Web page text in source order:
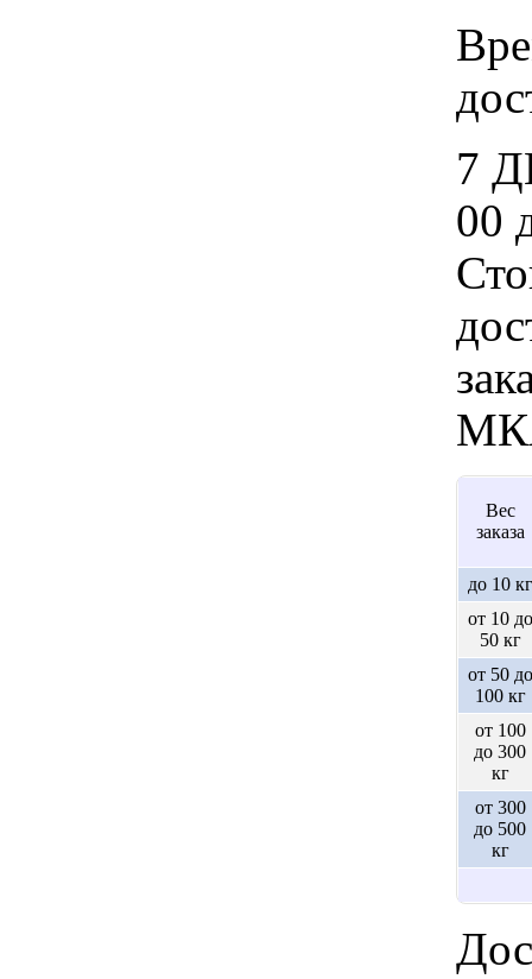
7
00
Вес
заказа
до 10 кг
от 10 до
50 кг
от 50 до
100 кг
от 100
до 300
кг
от 300
до 500
кг